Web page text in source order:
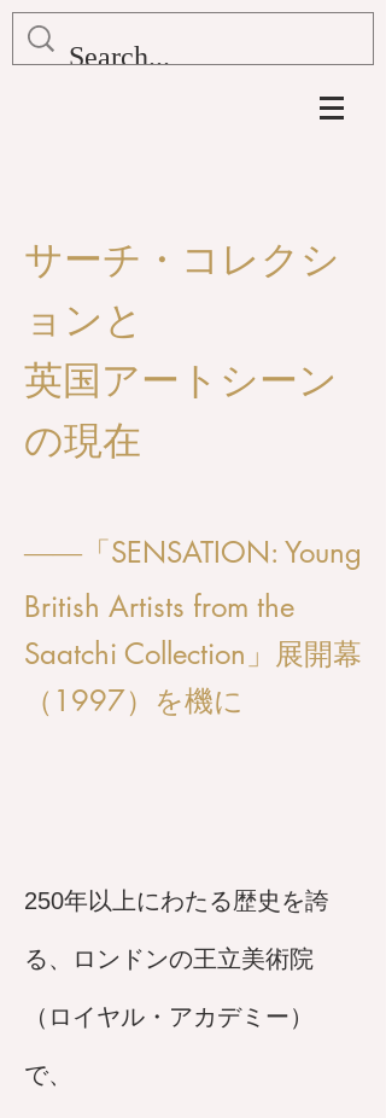
サーチ・コレクシ
ョンと
英国アートシーン
の現在
——「 SENSATION: Young
British Artists from the
Saatchi Collection」展開幕
（1997）を機に
250年以上にわたる歴史を誇
る、ロンドンの王立美術院
（ロイヤル・アカデミー）
で、